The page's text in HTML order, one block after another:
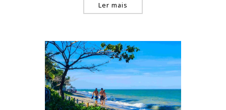
Ler mais